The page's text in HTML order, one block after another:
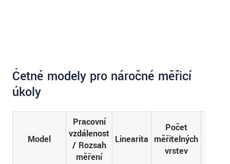
Četné modely pro náročné měřicí
úkoly
Model
Pracovní
vzdálenost
/ Rozsah
měření
Linearita
Počet
měřitelných
vrstev